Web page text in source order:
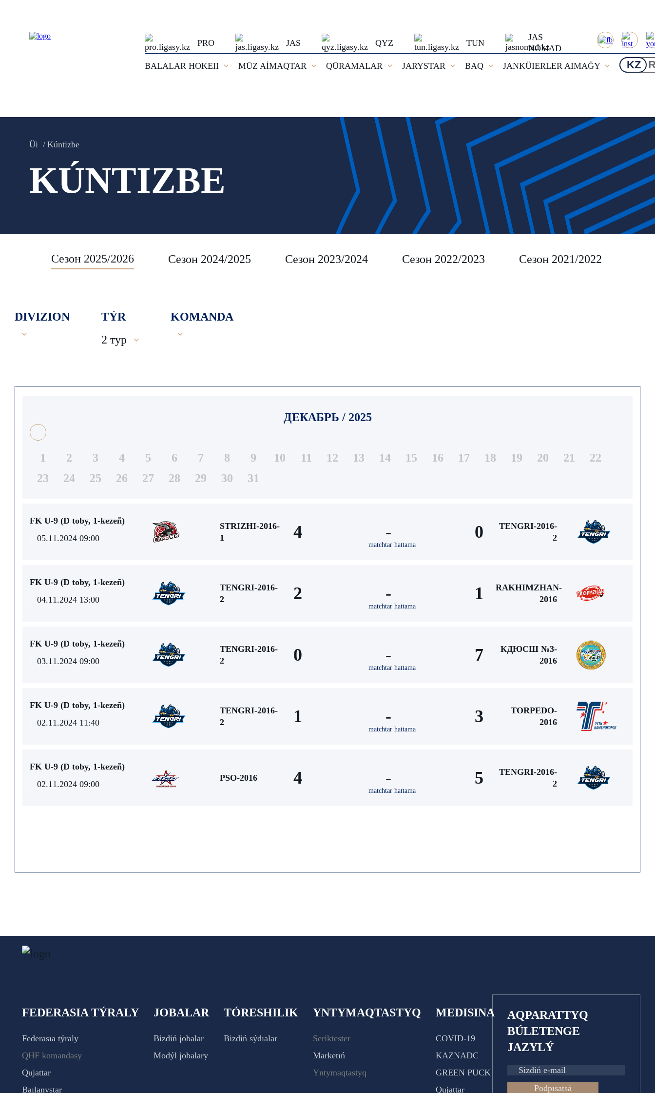
PRO JAS QYZ TUN
JAS
NOMAD
BALALAR HOKEII
MŪZ AİMAQTAR QŪRAMALAR JARYSTAR BAQ JANKÜIERLER AIMAĞY KZ
Üi Kúntizbe
KÚNTIZBE
Сезон 2025/2026 Сезон 2024/2025 Сезон 2023/2024 Сезон 2022/2023 Сезон 2021/2022
DIVIZION
TÝR
2 тур
KOMANDA
ДЕКАБРЬ / 2025
1 2 3 4 5 6 7 8 9 10 11 12 13 14 15 16 17 18 19 20 21
22
23
24 25 26 27 28 29 30 31
FK U-9 (D toby, 1-kezeñ)
05.11.2024 09:00
STRIZHI-2016-
1
4 -
matchtar hattama
0
TENGRI-2016-
2
FK U-9 (D toby, 1-kezeñ)
04.11.2024 13:00
TENGRI-2016-
2
2 -
matchtar hattama
1
RAKHIMZHAN-
2016
FK U-9 (D toby, 1-kezeñ)
03.11.2024 09:00
TENGRI-2016-
2
0 -
matchtar hattama
7
КДЮСШ №3-
2016
FK U-9 (D toby, 1-kezeñ)
02.11.2024 11:40
TENGRI-2016-
2
1 -
matchtar hattama
3
TORPEDO-
2016
FK U-9 (D toby, 1-kezeñ)
02.11.2024 09:00
PSO-2016 4 -
matchtar hattama
5
TENGRI-2016-
2
FEDERASIA TÝRALY
Federasıa týraly
QHF komandasy
Qujattar
Baılanystar
JOBALAR
Bizdiń jobalar
Modýl jobalary
TÓRESHILIK
Bizdiń sýdıalar
YNTYMAQTASTYQ
Seriktester
Marketıń
Yntymaqtastyq
MEDISINA
COVID-19
KAZNADC
GREEN PUCK
Qujattar
AQPARATTYQ
BÚLETENGE
JAZYLÝ
Podpısatsá